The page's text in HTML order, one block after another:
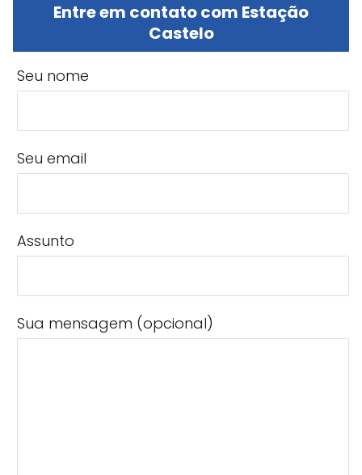
Entre em contato com Estação
Castelo
Seu nome
Seu email
Assunto
Sua mensagem (opcional)